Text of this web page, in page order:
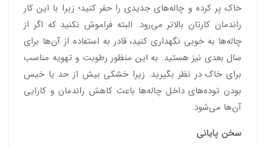
خاک پر کرده و چاله‌های جدیدی را حفر کنید؛ زیرا با این کار
راندمان کارتان بالاتر می‌رود. البته فراموش نکنید که اگر از
چاله‌ها به خوبی نگهداری کنید، قادر به استفاده از آن‌ها برای
سال بعدی نیز هستید. به این منظور رطوبت و تهویه مناسب
برای خاک در نظر بگیرید. زیرا خشکی بیش از حد یا خیس
بودن توده‌های داخل چاله‌ها باعث کاهش راندمان و کارایی
آن‌ها می‌شود.
سخن پایانی